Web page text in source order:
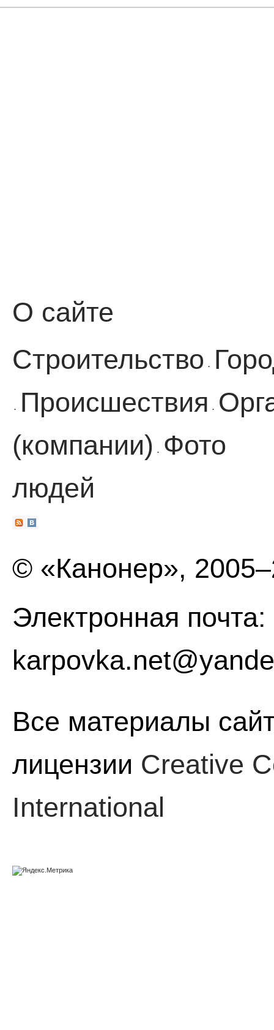
О сайте
Строительство ·
· Происшествия ·
(компании)
·
Фото
людей
© «Канонер»,
Электронная почта:
Все материалы
лицензии Creative
International